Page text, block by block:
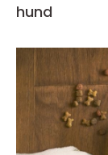
hund